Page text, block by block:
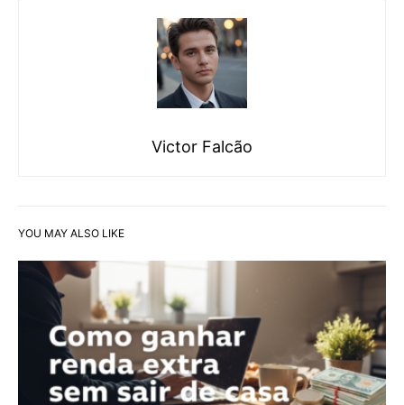
Victor Falcão
YOU MAY ALSO LIKE